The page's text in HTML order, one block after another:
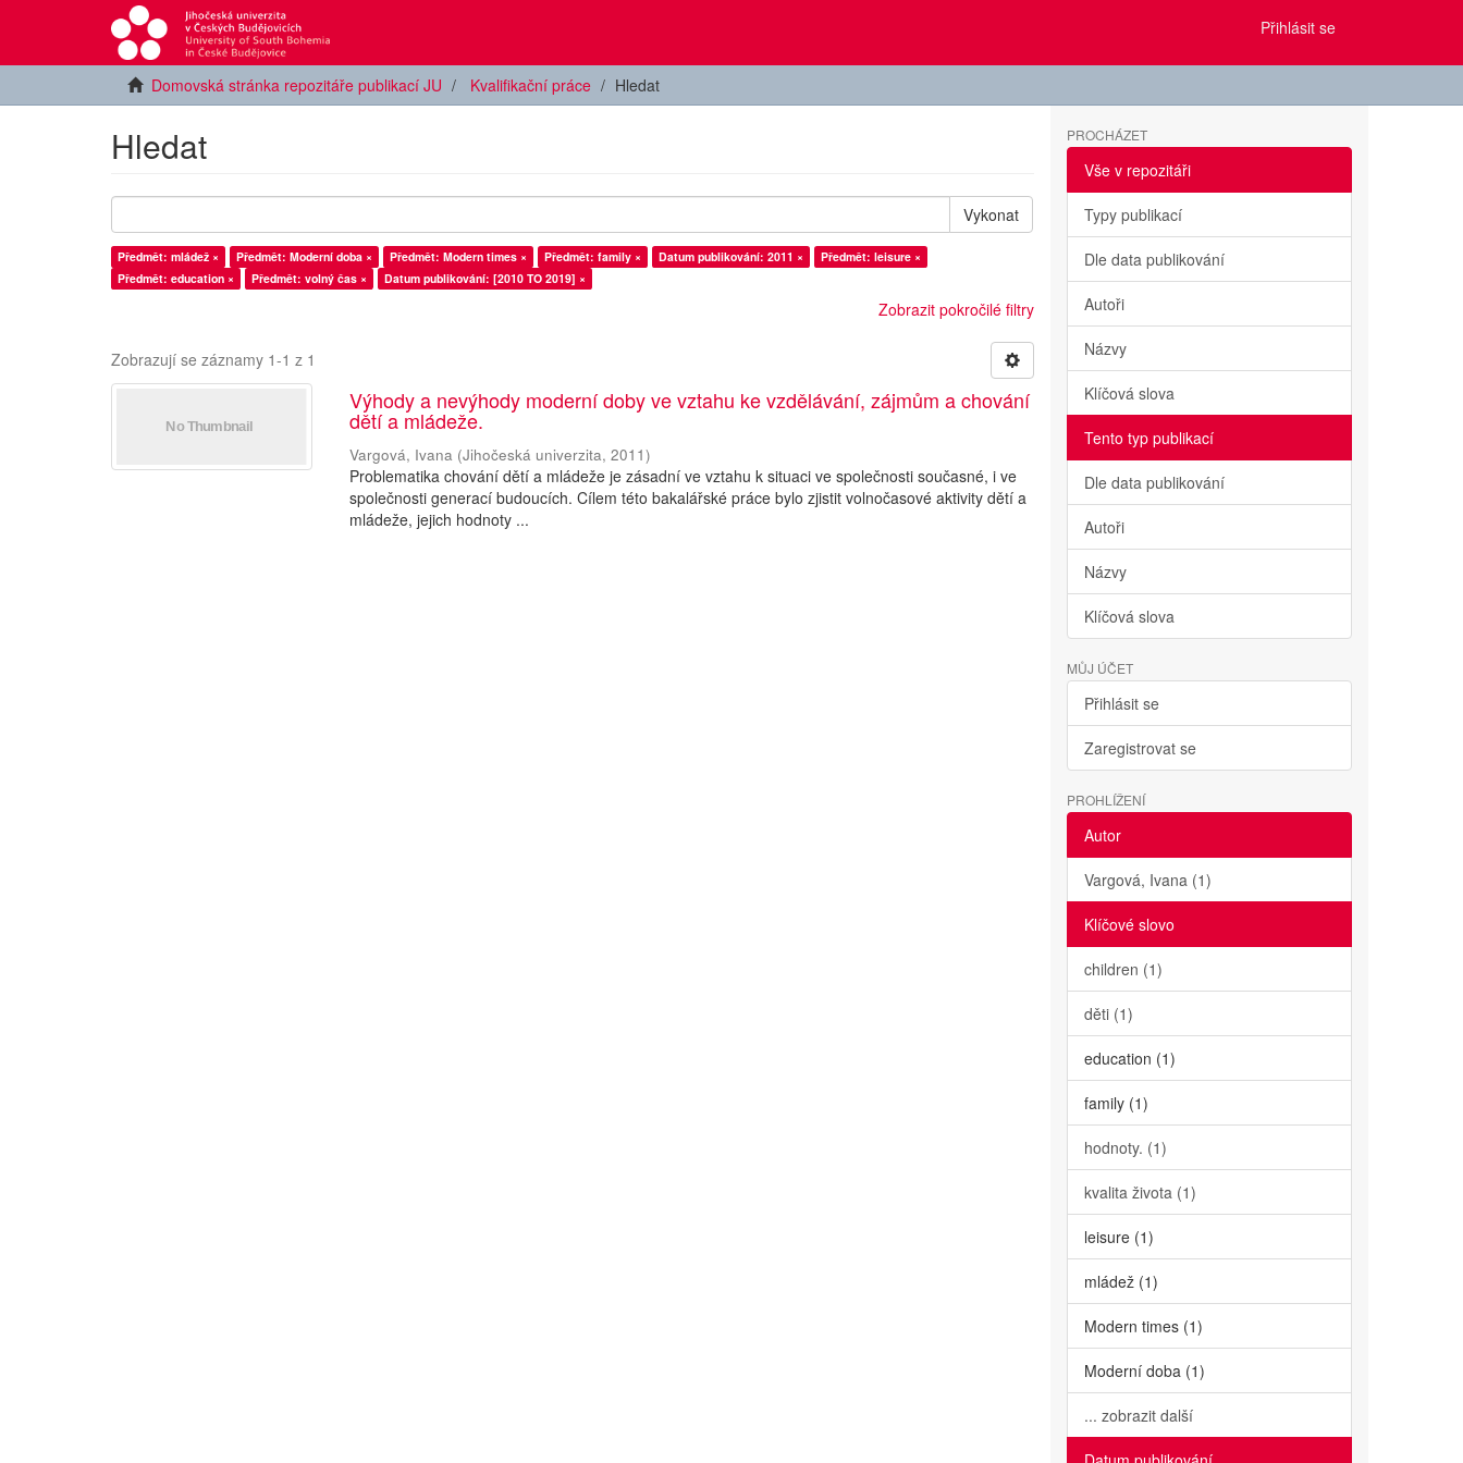
Přihlásit se
Domovská stránka repozitáře publikací JU Kvalifikační práce Hledat
Hledat
Vykonat
Předmět: mládež × Předmět: Moderní doba × Předmět: Modern times × Předmět: family × Datum publikování: 2011 ×
Předmět: leisure ×
Předmět: education ×
Předmět: volný čas × Datum publikování: [2010 TO 2019] ×
Zobrazit pokročilé filtry
Zobrazují se záznamy 1-1 z 1
Výhody a nevýhody moderní doby ve vztahu ke vzdělávání, zájmům a chování
dětí a mládeže.
Vargová, Ivana (Jihočeská univerzita,2011)
Problematika chování dětí a mládeže je zásadní ve vztahu k situaci ve společnosti současné, i ve
společnosti generací budoucích. Cílem této bakalářské práce bylo zjistit volnočasové aktivity dětí a
mládeže, jejich hodnoty ...
PROCHÁZET
Vše v repozitáři
Typy publikací
Dle data publikování
Autoři
Názvy
Klíčová slova
Tento typ publikací
Dle data publikování
Autoři
Názvy
Klíčová slova
MŮJ ÚČET
Přihlásit se
Zaregistrovat se
PROHLÍŽENÍ
Autor
Vargová, Ivana (1)
Klíčové slovo
children (1)
děti (1)
education (1)
family (1)
hodnoty. (1)
kvalita života (1)
leisure (1)
mládež (1)
Modern times (1)
Moderní doba (1)
... zobrazit další